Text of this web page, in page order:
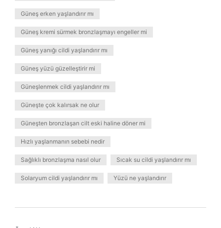
Güneş erken yaşlandırır mı
Güneş kremi sürmek bronzlaşmayı engeller mi
Güneş yanığı cildi yaşlandırır mı
Güneş yüzü güzelleştirir mi
Güneşlenmek cildi yaşlandırır mı
Güneşte çok kalırsak ne olur
Güneşten bronzlaşan cilt eski haline döner mi
Hızlı yaşlanmanın sebebi nedir
Sağlıklı bronzlaşma nasıl olur Sıcak su cildi yaşlandırır mı
Solaryum cildi yaşlandırır mı Yüzü ne yaşlandırır